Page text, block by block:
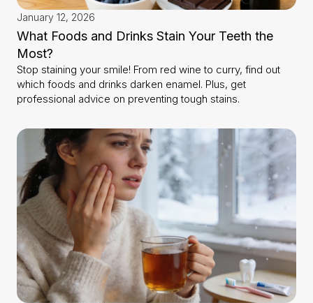
January 12, 2026
What Foods and Drinks Stain Your Teeth the
Most?
Stop staining your smile! From red wine to curry, find out
which foods and drinks darken enamel. Plus, get
professional advice on preventing tough stains.